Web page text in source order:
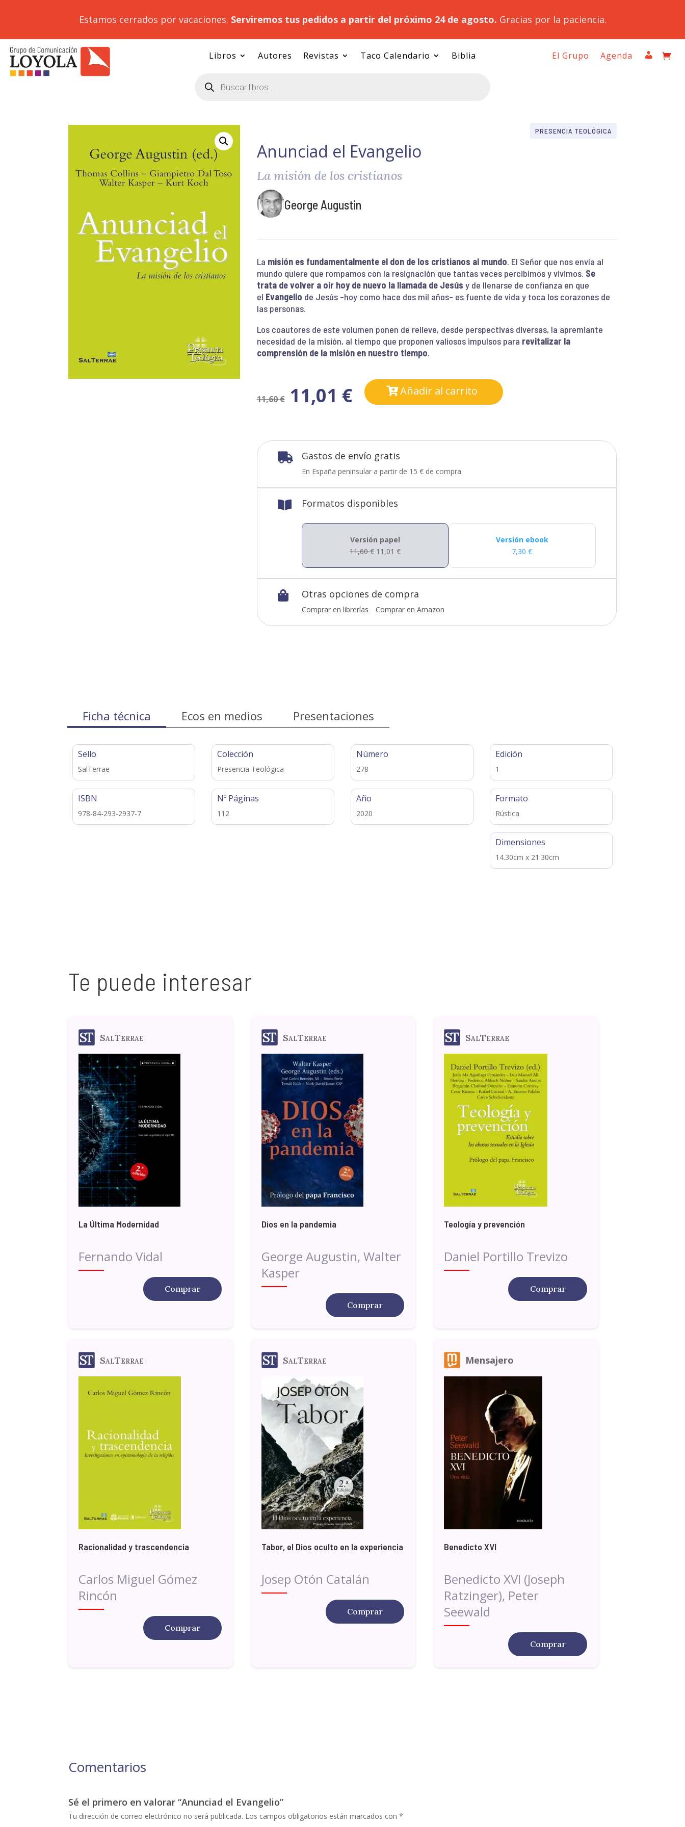
Estamos cerrados por vacaciones. Serviremos tus pedidos a partir del próximo 24 de agosto. Gracias por la paciencia.
Libros Autores Revistas Taco Calendario Biblia
productos
El Grupo Agenda
PRESENCIA TEOLÓGICA
Anunciad el Evangelio
La misión de los cristianos
George Augustin
La misión es fundamentalmente el don de los cristianos al mundo. El Señor que nos envía al
mundo quiere que rompamos con la resignación que tantas veces percibimos y vivimos. Se
trata de volver a oír hoy de nuevo la llamada de Jesús y de llenarse de confianza en que
el Evangelio de Jesús –hoy como hace dos mil años– es fuente de vida y toca los corazones de
las personas.
Los coautores de este volumen ponen de relieve, desde perspectivas diversas, la apremiante
necesidad de la misión, al tiempo que proponen valiosos impulsos para revitalizar la
comprensión de la misión en nuestro tiempo.
11,60€ 11,01 € Añadir al carrito
 Gastos de envío gratis
En España peninsular a partir de 15 € de compra.
 Formatos disponibles
Versión papel
11,60€ 11,01 €
Versión ebook
7,30€
 Otras opciones de compra
Comprar en librerías Comprar en Amazon
Ficha técnica Ecos en medios Presentaciones
Sello
SalTerrae
ISBN
978-84-293-2937-7
Colección
Presencia Teológica
Nº Páginas
112
Número
278
Año
2020
Edición
1
Formato
Rústica
Dimensiones
14.30cm x 21.30cm
Te puede interesar
SalTerrae
La Última Modernidad
Fernando Vidal
Comprar
SalTerrae
Dios en la pandemia
George Augustin, Walter
Kasper
Comprar
SalTerrae
Teología y prevención
Daniel Portillo Trevizo
Comprar
SalTerrae
Racionalidad y trascendencia
Carlos Miguel Gómez
Rincón
Comprar
SalTerrae
Tabor, el Dios oculto en la experiencia
Josep Otón Catalán
Comprar
Mensajero
Benedicto XVI
Benedicto XVI (Joseph
Ratzinger), Peter
Seewald
Comprar
Comentarios
Sé el primero en valorar “Anunciad el Evangelio”
Tu dirección de correo electrónico no será publicada. Los campos obligatorios están marcados con*